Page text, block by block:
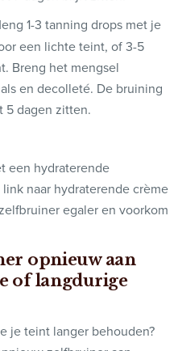
1-3 tanning drops met je
een lichte teint, of 3-5
Breng het mengsel
en decolleté. De bruining
5 dagen zitten.
een hydraterende
naar hydraterende crème
egaler en voorkom
opnieuw aan
of langdurige
je teint langer behouden?